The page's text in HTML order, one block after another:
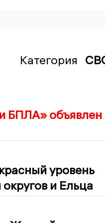
Категория
БПЛА» объявлен
уровень
и Ельца